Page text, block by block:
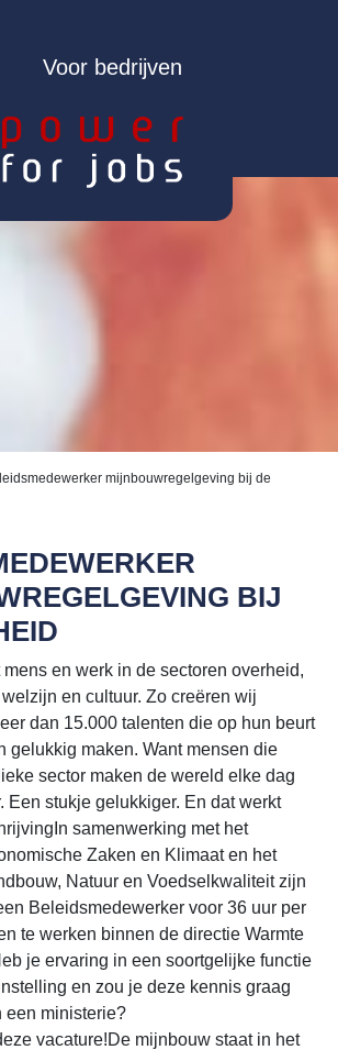
Voor bedrijven
mijnbouwregelgeving bij de
BIJ
en werk in de sectoren overheid,
en cultuur. Zo creëren wij
dan 15.000 talenten die op hun beurt
gelukkig maken. Want mensen die
sector maken de wereld elke dag
Een stukje gelukkiger. En dat werkt
samenwerking met het
Zaken en Klimaat en het
Natuur en Voedselkwaliteit zijn
Beleidsmedewerker voor 36 uur per
te werken binnen de directie Warmte
je ervaring in een soortgelijke functie
en zou je deze kennis graag
een ministerie?
vacature!De mijnbouw staat in het